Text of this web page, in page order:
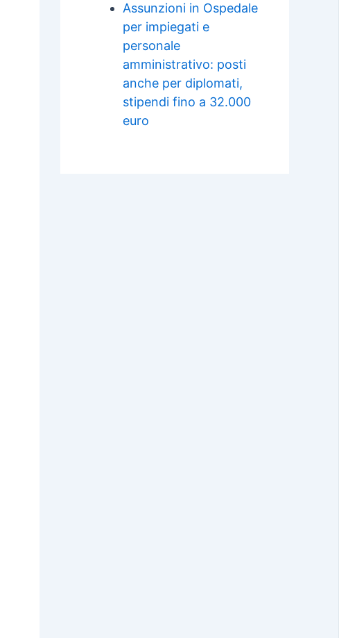
Assunzioni in Ospedale
per impiegati e
personale
amministrativo: posti
anche per diplomati,
stipendi fino a 32.000
euro